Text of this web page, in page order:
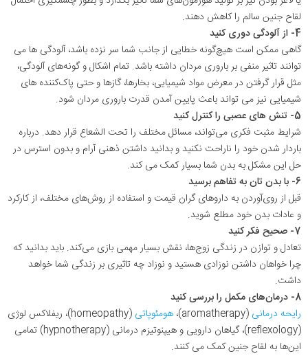
لقاح جنین سالم را کاهش دهند.
4- از آلودگی دوری کنید
گاهی ممکن است هیچ‌گونه خطایی از جانب شما سر نزده باشد، آلودگی ها می
توانند تاثیر منفی بر باروری مردان داشته باشد. تمام اشکال و گونه‌های آلودگی،
مثل قرار گرفتن در معرض مواد شیمیایی، بخارها، گازها و حتی پاک‌کننده های
شیمیایی نیز می تواند باعث پایین آمدن قدرت باروری مردان شود.
5- تنش‌ های عصبی را کنترل کنید
شرایط مثبت فکری می‌تواند، مسائل مختلف را تحت الشعاع قرار دهد. درباره
باردار شدن خود را ناراحت نکنید و بدانید داشتن ذهنی آرام و بدون استرس در
حل این مشکل به بدن شما بسیار کمک می کند.
6- با بدن تان به تفاهم برسید
قبل از روی‌آوردن به داروهای گران ‌قیمت و استفاده از روش‌های مختلف، از کارکرد
و عادات بدن خود مطلع شوید.
7- صحیح فکر کنید
تعادل و توازن در زندگی زوج‌ها، نقش بسیار مهمی بازی می‌کند. باید بدانید که
چرا خواهان داشتن نوزادی هستید و نوزاد چه تاثیری بر زندگی شما خواهد
داشت.
8- درمان‌های مکمل را بررسی کنید
رایحه ‌درمانی (aromatherapy)، هومئوپاتی
(homeopathy)، ریفلاکس ‌لوژی
(reflexology)، گیاهان دارویی و هیپنوتیزم‌ درمانی (hypnotherapy) تمامی
این‌ها به لقاح جنین کمک می کنند.